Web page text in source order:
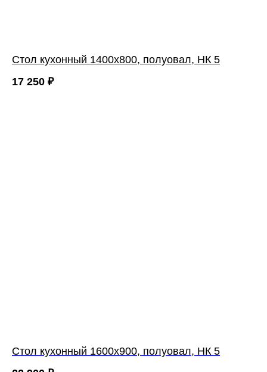
Cтол кухонный 1400х800, полуовал, НК 5
17 250 ₽
Cтол кухонный 1600х900, полуовал, НК 5